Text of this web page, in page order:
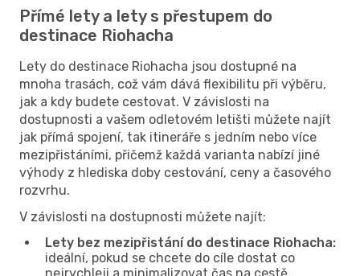
Přímé lety a lety s přestupem do
destinace Riohacha
Lety do destinace Riohacha jsou dostupné na
mnoha trasách, což vám dává flexibilitu při výběru,
jak a kdy budete cestovat. V závislosti na
dostupnosti a vašem odletovém letišti můžete najít
jak přímá spojení, tak itineráře s jedním nebo více
mezipřistáními, přičemž každá varianta nabízí jiné
výhody z hlediska doby cestování, ceny a časového
rozvrhu.
V závislosti na dostupnosti můžete najít:
Lety bez mezipřistání do destinace Riohacha:
ideální, pokud se chcete do cíle dostat co